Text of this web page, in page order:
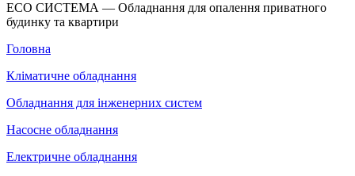
ECO СИСТЕМА — Обладнання для опалення приватного
будинку та квартири
Головна
Кліматичне обладнання
Обладнання для інженерних систем
Насосне обладнання
Електричне обладнання